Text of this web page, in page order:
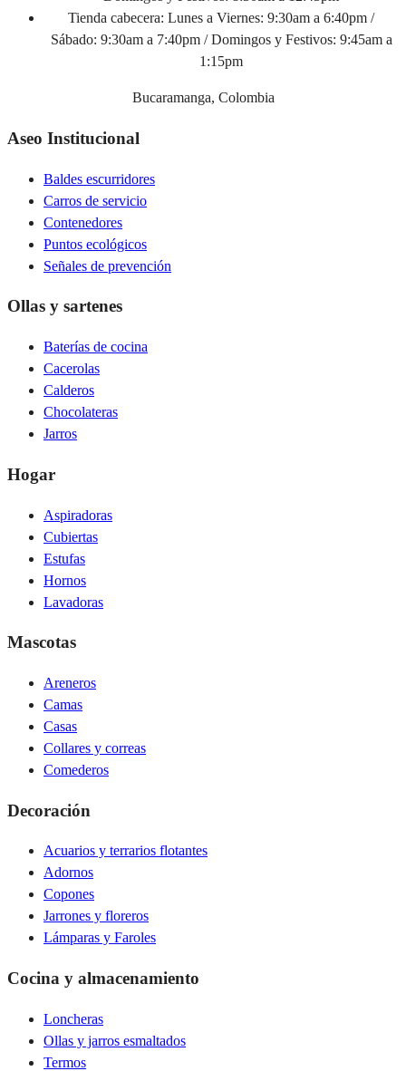
Tienda cabecera: Lunes a Viernes: 9:30am a 6:40pm /
Sábado: 9:30am a 7:40pm / Domingos y Festivos: 9:45am a
1:15pm
Bucaramanga, Colombia
Aseo Institucional
Baldes escurridores
Carros de servicio
Contenedores
Puntos ecológicos
Señales de prevención
Ollas y sartenes
Baterías de cocina
Cacerolas
Calderos
Chocolateras
Jarros
Hogar
Aspiradoras
Cubiertas
Estufas
Hornos
Lavadoras
Mascotas
Areneros
Camas
Casas
Collares y correas
Comederos
Decoración
Acuarios y terrarios flotantes
Adornos
Copones
Jarrones y floreros
Lámparas y Faroles
Cocina y almacenamiento
Loncheras
Ollas y jarros esmaltados
Termos